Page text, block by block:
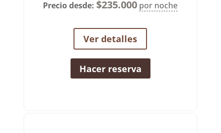
Precio desde: $235.000 por noche
Ver detalles
Hacer reserva